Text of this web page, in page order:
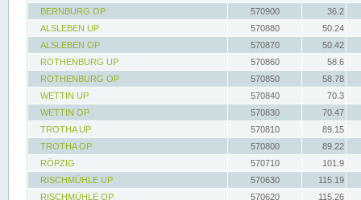
BERNBURG OP
570900
36.2
ALSLEBEN UP
570880
50.24
ALSLEBEN OP
570870
50.42
ROTHENBURG UP
570860
58.6
ROTHENBURG OP
570850
58.78
WETTIN UP
570840
70.3
WETTIN OP
570830
70.47
TROTHA UP
570810
89.15
TROTHA OP
570800
89.22
RÖPZIG
570710
101.9
RISCHMÜHLE UP
570630
115.19
RISCHMÜHLE OP
570620 115.26